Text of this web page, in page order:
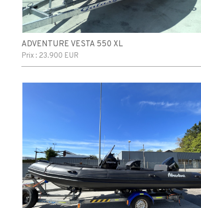
ADVENTURE VESTA 550 XL
Prix : 23.900 EUR